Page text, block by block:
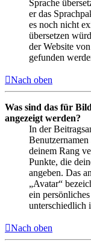
Sprache
er das
es noch nicht
übersetzen
der Website von
gefunden
Nach oben
Was sind das für
angezeigt werden?
In der
deinem Rang
Punkte, die
angeben. Das
„Avatar“
ein
unterschiedlich
Nach oben